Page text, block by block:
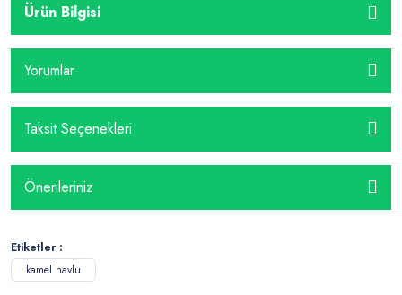
Ürün Bilgisi
Yorumlar
Taksit Seçenekleri
Önerileriniz
Etiketler :
kamel havlu